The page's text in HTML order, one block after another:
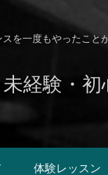
スを一度もやったこと
未経験・
体験レッスン